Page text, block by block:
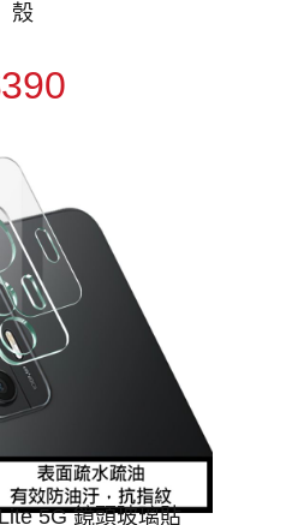
殼
5G 鏡頭玻璃貼